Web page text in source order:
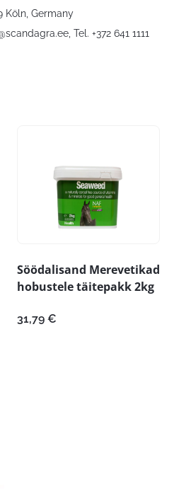
Köln, Germany
, Tel. +372 641 1111
Söödalisand Merevetikad
hobustele täitepakk 2kg
31,79 €